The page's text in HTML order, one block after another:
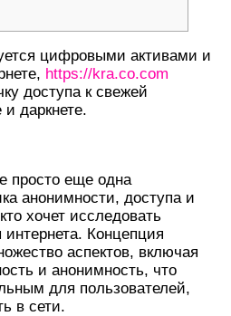
цифровыми активами и
https://kra.co.com
доступа к свежей
даркнете.
просто еще одна
анонимности, доступа и
хочет исследовать
Концепция
аспектов, включая
и анонимность, что
для пользователей,
в сети.